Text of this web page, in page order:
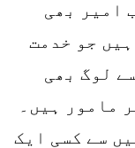
امیر بھی
جو خدمت
لوگ بھی
مامور ہیں۔
سے کسی ایک